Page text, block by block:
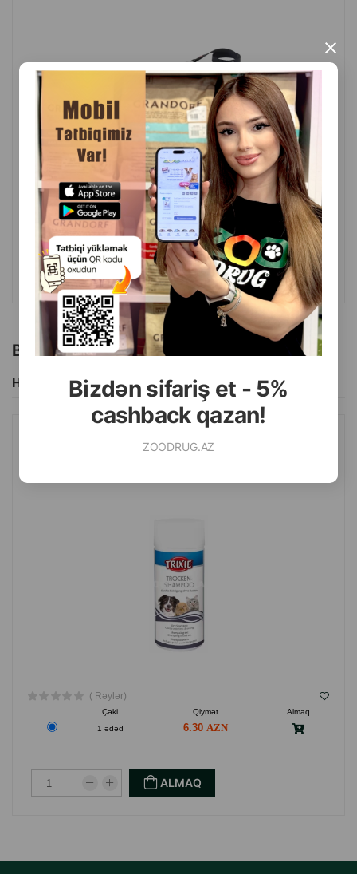
Bizdən sifariş et - 5%
cashback qazan!
ZOODRUG.AZ
×
məşqlər zamanı hərəkət azadlığı və rahatlıq təmin etmək
istəyən, lakin onu itirmək riskinə düşmək istəməyən it
sahibləri üçün əla seçimdir.
İstehsalçı ölkə: Çin
( Rəylər)
Çəki Qiymət
Almaq
1 ədəd
5.40
ALMAQ
Bu brendin başqa məhsulları
Hamısını Gör
QURU ŞAMPUN TRIXIE ITLƏR, PIŞIKLƏR VƏ DIGƏR KIÇIK
( Rəylər)
Çəki Qiymət
Almaq
1 ədəd
6.30
ALMAQ